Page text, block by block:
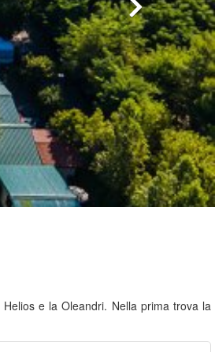
e la Oleandri. Nella prima trova la